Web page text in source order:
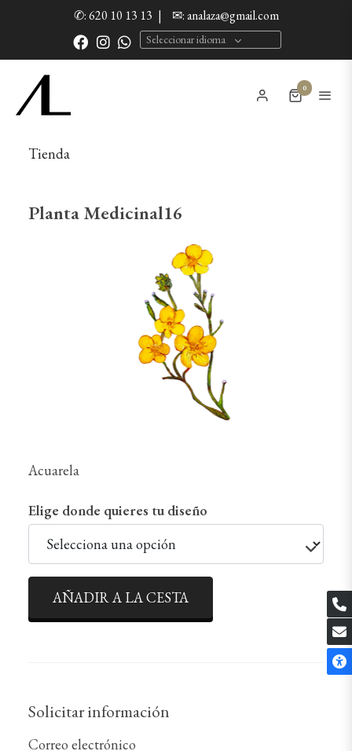
✆: 620 10 13 13 | ✉: analaza@gmail.com
Seleccionar idioma
0
Tienda
Planta Medicinal16
Acuarela
Elige donde quieres tu diseño
AÑADIR A LA CESTA
Solicitar información
Correo electrónico